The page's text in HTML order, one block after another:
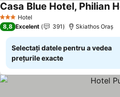
3 SteleHotel
Casa Blue Hotel, Philian
8,8 Excelent 391 Skiathos Oraș
Selectați datele pentru a vedea
prețurile exacte